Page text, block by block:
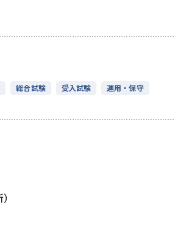
総合試験 受入試験 運用・保守